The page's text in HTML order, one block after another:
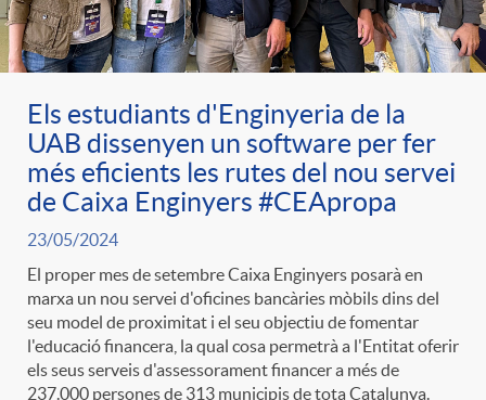
r
a
S
a
l
ó
p
e
r
c
a
t
e
n
i
d
o
l
c
a
d
o
Els estudiants d'Enginyeria de la
UAB dissenyen un software per fer
més eficients les rutes del nou servei
de Caixa Enginyers #CEApropa
23/05/2024
El proper mes de setembre Caixa Enginyers posarà en
marxa un nou servei d'oficines bancàries mòbils dins del
seu model de proximitat i el seu objectiu de fomentar
l'educació financera, la qual cosa permetrà a l'Entitat oferir
els seus serveis d'assessorament financer a més de
237.000 persones de 313 municipis de tota Catalunya.